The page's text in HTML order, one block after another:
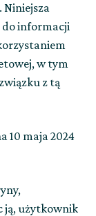
Niniejsza
do informacji
w tym
z tą
10 maja 2024
ją, użytkownik